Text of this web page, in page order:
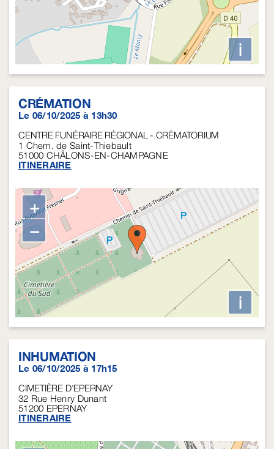
i
CRÉMATION
Le 06/10/2025 à 13h30
CENTRE FUNÉRAIRE RÉGIONAL - CRÉMATORIUM
1 Chem. de Saint-Thiebault
51000 CHÂLONS-EN-CHAMPAGNE
ITINERAIRE
+
−
i
INHUMATION
Le 06/10/2025 à 17h15
CIMETIÈRE D'EPERNAY
32 Rue Henry Dunant
51200 EPERNAY
ITINERAIRE